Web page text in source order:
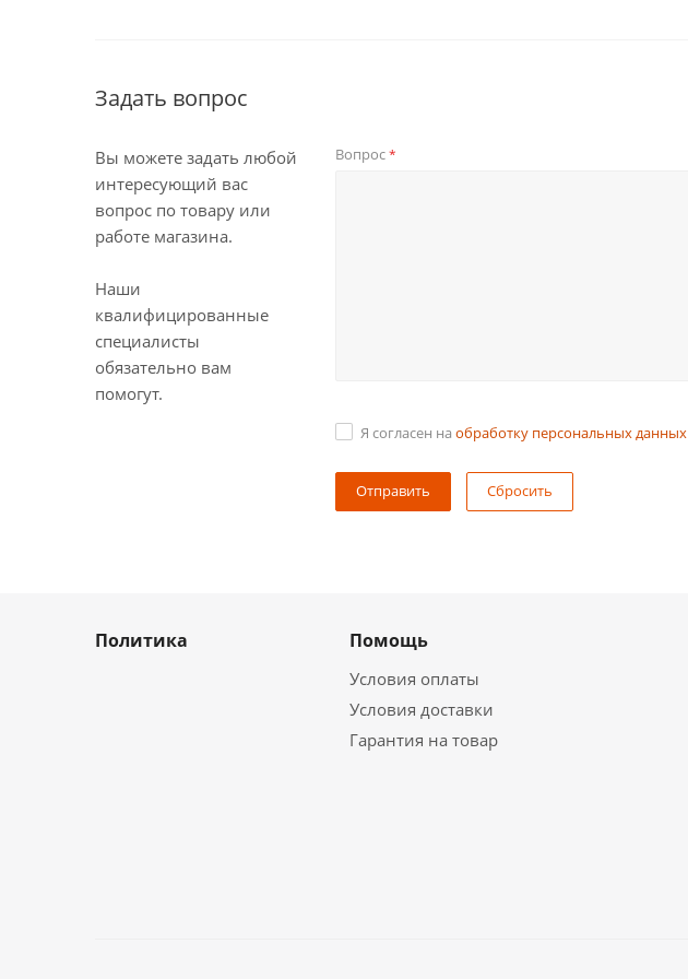
Задать вопрос
Вы можете задать любой
интересующий вас
вопрос по товару или
работе магазина.
Наши
квалифицированные
специалисты
обязательно вам
помогут.
Вопрос*
Я согласен на обработку персональных данных
Сбросить
Политика Помощь
Условия оплаты
Условия доставки
Гарантия на товар